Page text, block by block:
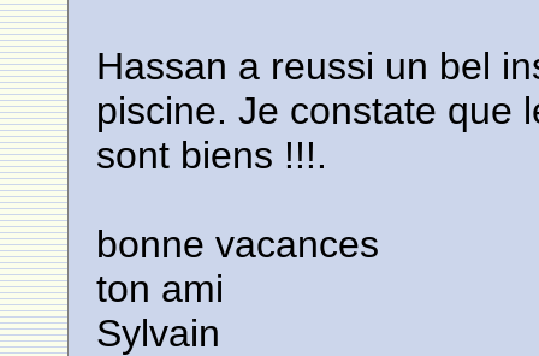
Hassan a reussi un bel
piscine. Je constate que
sont biens !!!.
bonne vacances
ton ami
Sylvain